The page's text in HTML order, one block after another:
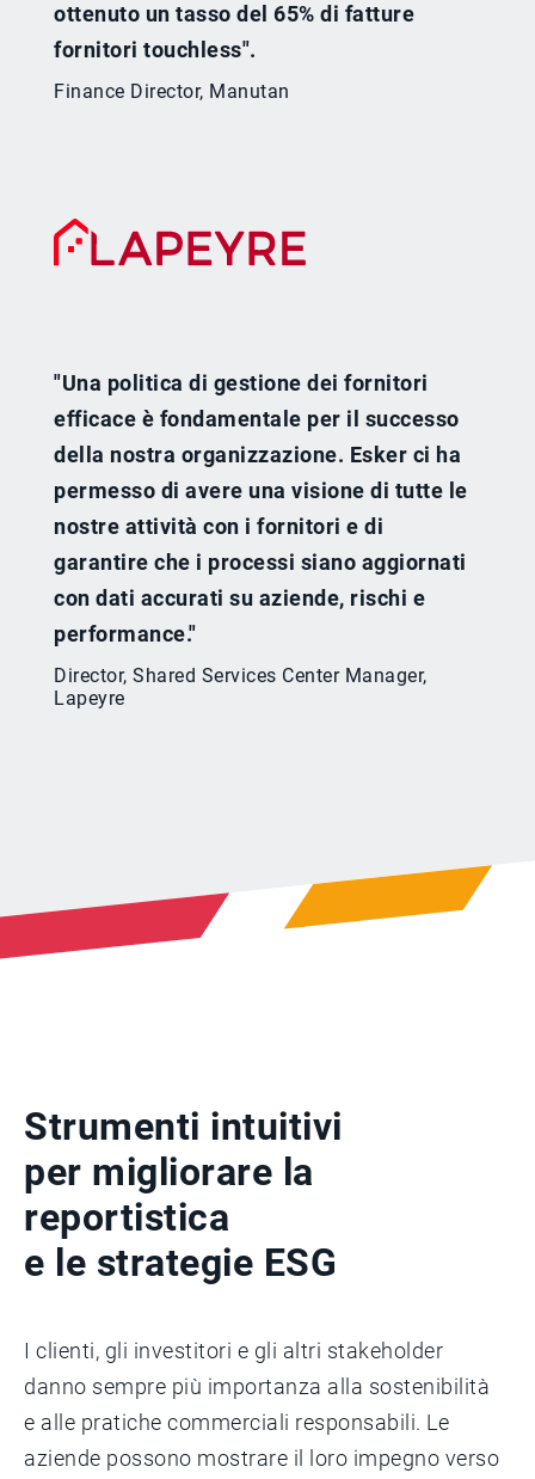
ottenuto un tasso del 65% di fatture
fornitori touchless".
Finance Director, Manutan
"Una politica di gestione dei fornitori
efficace è fondamentale per il successo
della nostra organizzazione. Esker ci ha
permesso di avere una visione di tutte le
nostre attività con i fornitori e di
garantire che i processi siano aggiornati
con dati accurati su aziende, rischi e
performance."
Director, Shared Services Center Manager,
Lapeyre
Strumenti intuitivi
per migliorare la
reportistica
e le strategie ESG
I clienti, gli investitori e gli altri stakeholder
danno sempre più importanza alla sostenibilità
e alle pratiche commerciali responsabili. Le
aziende possono mostrare il loro impegno verso